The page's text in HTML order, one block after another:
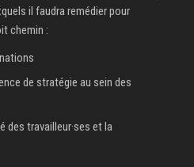
il faudra remédier pour
chemin :
de stratégie au sein des
des travailleur·ses et la